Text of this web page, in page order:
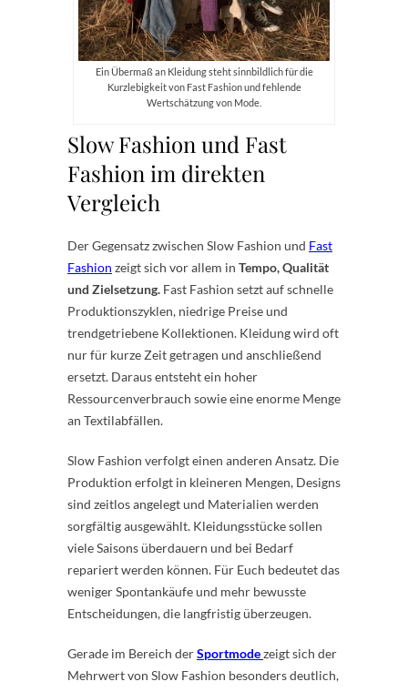
Ein Übermaß an Kleidung steht sinnbildlich für die
Kurzlebigkeit von Fast Fashion und fehlende
Wertschätzung von Mode.
Slow Fashion und Fast
Fashion im direkten
Vergleich
Der Gegensatz zwischen Slow Fashion und Fast
Fashion zeigt sich vor allem in Tempo, Qualität
und Zielsetzung. Fast Fashion setzt auf schnelle
Produktionszyklen, niedrige Preise und
trendgetriebene Kollektionen. Kleidung wird oft
nur für kurze Zeit getragen und anschließend
ersetzt. Daraus entsteht ein hoher
Ressourcenverbrauch sowie eine enorme Menge
an Textilabfällen.
Slow Fashion verfolgt einen anderen Ansatz. Die
Produktion erfolgt in kleineren Mengen, Designs
sind zeitlos angelegt und Materialien werden
sorgfältig ausgewählt. Kleidungsstücke sollen
viele Saisons überdauern und bei Bedarf
repariert werden können. Für Euch bedeutet das
weniger Spontankäufe und mehr bewusste
Entscheidungen, die langfristig überzeugen.
Gerade im Bereich derSportmodezeigt sich der
Mehrwert von Slow Fashion besonders deutlich,